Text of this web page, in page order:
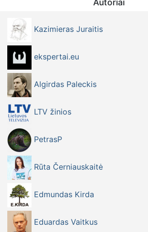
Kazimieras Juraitis
ekspertai.eu
Algirdas Paleckis
LTV žinios
PetrasP
Rūta Černiauskaitė
Edmundas Kirda
Eduardas Vaitkus